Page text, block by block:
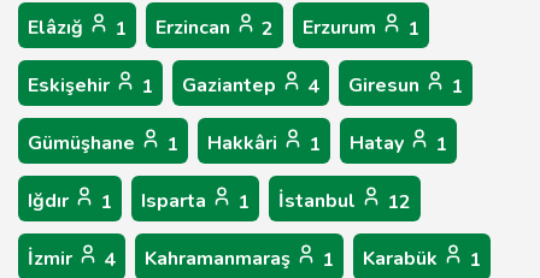
Elâzığ 1 Erzincan 2 Erzurum 1
Eskişehir 1 Gaziantep 4 Giresun 1
Gümüşhane 1 Hakkâri 1 Hatay 1
Iğdır 1 Isparta 1 İstanbul 12
İzmir 4 Kahramanmaraş 1 Karabük 1